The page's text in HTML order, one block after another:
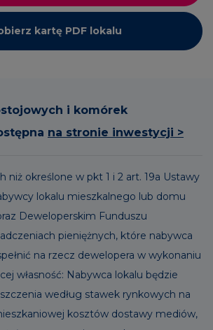
kartę PDF lokalu
i komórek
na stronie inwestycji >
niż określone w pkt 1 i 2 art. 19a Ustawy
lokalu mieszkalnego lub domu
Deweloperskim Funduszu
pieniężnych, które nabywca
na rzecz dewelopera w wykonaniu
własność: Nabywca lokalu będzie
według stawek rynkowych na
kosztów dostawy mediów,